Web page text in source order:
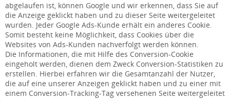
abgelaufen ist, können Google und wir erkennen, dass Sie auf
die Anzeige geklickt haben und zu dieser Seite weitergeleitet
wurden. Jeder Google Ads-Kunde erhält ein anderes Cookie.
Somit besteht keine Möglichkeit, dass Cookies über die
Websites von Ads-Kunden nachverfolgt werden können.
Die Informationen, die mit Hilfe des Conversion-Cookie
eingeholt werden, dienen dem Zweck Conversion-Statistiken zu
erstellen. Hierbei erfahren wir die Gesamtanzahl der Nutzer,
die auf eine unserer Anzeigen geklickt haben und zu einer mit
einem Conversion-Tracking-Tag versehenen Seite weitergeleitet